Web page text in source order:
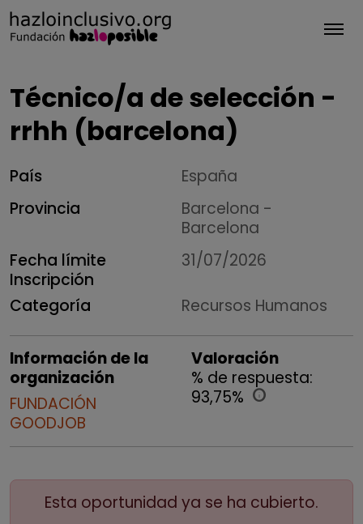
Técnico/a de selección -
rrhh (barcelona)
País
España
Provincia
Barcelona -
Barcelona
Fecha límite
Inscripción
31/07/2026
Categoría Recursos Humanos
Información de la
organización
FUNDACIÓN
GOODJOB
Valoración
% de respuesta:
93,75% info
Esta oportunidad ya se ha cubierto.